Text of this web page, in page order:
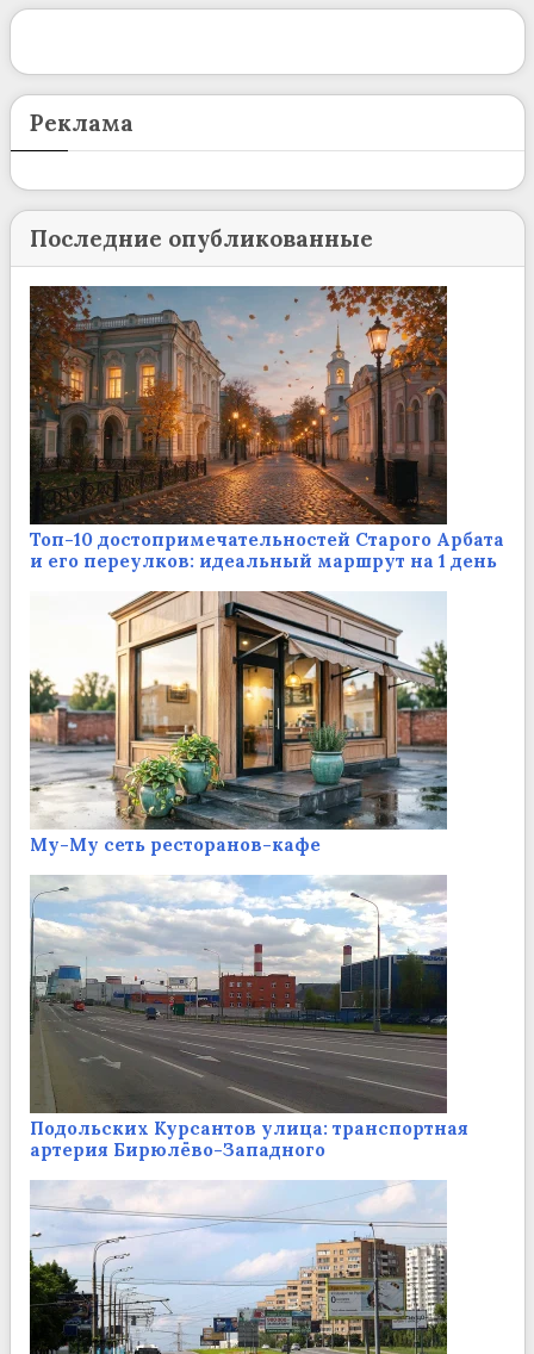
Реклама
Последние опубликованные
Топ-10 достопримечательностей Старого Арбата
и его переулков: идеальный маршрут на 1 день
Му-Му сеть ресторанов-кафе
Подольских Курсантов улица: транспортная
артерия Бирюлёво-Западного